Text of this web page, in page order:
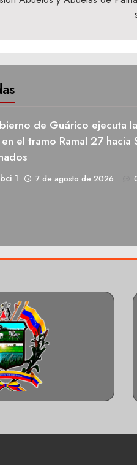
de Guárico ejecuta
el tramo Ramal 27 hacia
1 7 de agosto de 2026